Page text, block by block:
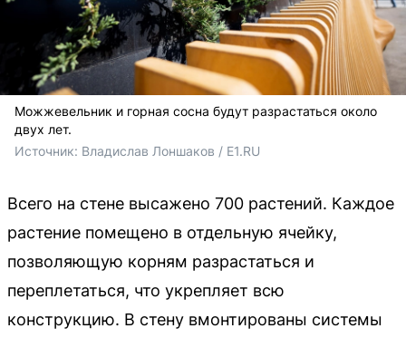
Можжевельник и горная сосна будут разрастаться около
двух лет.
Источник: Владислав Лоншаков / E1.RU
Всего на стене высажено 700 растений. Каждое
растение помещено в отдельную ячейку,
позволяющую корням разрастаться и
переплетаться, что укрепляет всю
конструкцию. В стену вмонтированы системы